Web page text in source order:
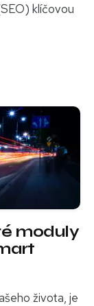
klíčovou
moduly
života, je